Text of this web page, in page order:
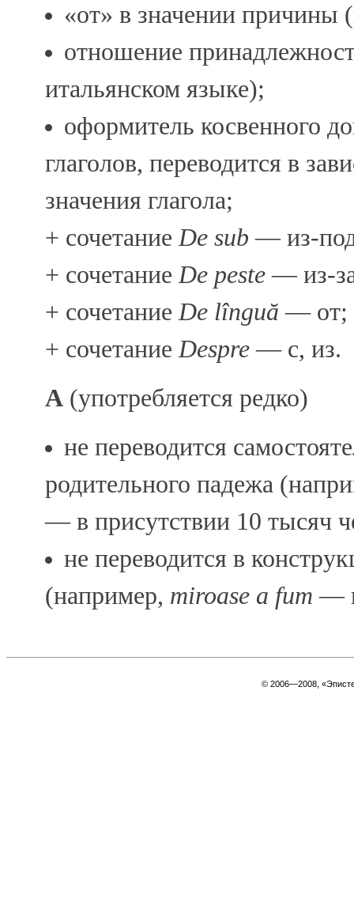
«от» в значении причины
отношение
итальянском языке);
оформитель косвенного
глаголов, переводится в
значения глагола;
+ сочетаниеDe sub — из-
+ сочетаниеDe peste— из-
+ сочетаниеDe lînguă — от;
+ сочетаниеDespre— с, из.
A(употребляется редко)
не переводится
родительного падежа
— в присутствии 10 тысяч
не переводится в
(например, miroase a fum —
© 2006—2008,